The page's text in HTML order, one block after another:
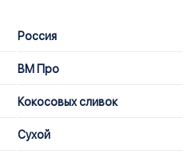
Россия
ВМ Про
Кокосовых сливок
Сухой